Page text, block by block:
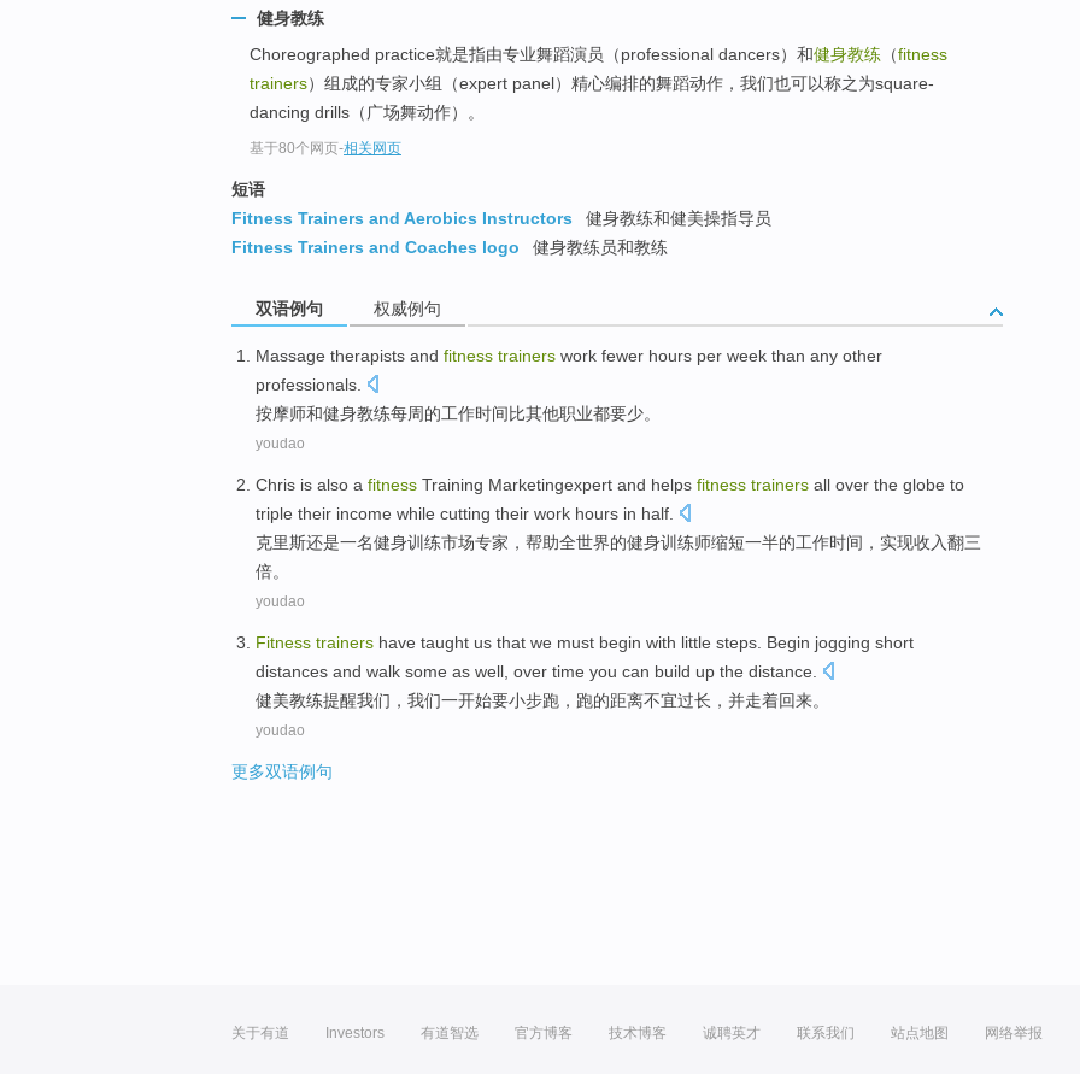
健身教练
Choreographed practice就是指由专业舞蹈演员（professional dancers）和健身教练 （fitness
trainers）组成的专家小组（expert panel）精心编排的舞蹈动作，我们也可以称之为square-
dancing drills（广场舞动作）。
基于80个网页-相关网页
短语
Fitness Trainers and Aerobics Instructors
健身教练和健美操指导员
Fitness Trainers and Coaches logo
健身教练员和教练
双语例句 权威例句
Massage therapists and fitness trainers work fewer hours per week than any other
professionals.
按摩师和健身教练每周的工作时间比其他职业都要少。
youdao
Chris is also a fitness Training Marketingexpert and helps fitness trainers all over the globe to
triple their income while cutting their work hours in half
克里斯还是一名健身训练市场专家 ， 帮助全世界的健身训练师缩短一半的工作时间 ，实现收入翻三
倍。
youdao
Fitness trainers have taught us that we must begin with little steps . Begin jogging short
distances and walk some as well, over time you can build up the distance.
健美教练提醒我们 ， 我们一开始要小步跑，跑的距离不宜过长， 并走着回来。
youdao
更多双语例句
关于有道 Investors 有道智选 官方博客 技术博客 诚聘英才 联系我们 站点地图 网络举报